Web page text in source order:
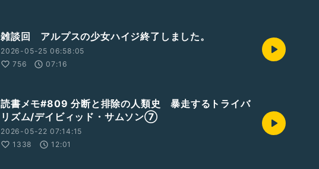
雑談回 アルプスの少女ハイジ終了しました。
2026-05-25 06:58:05
756
07:16
読書メモ#809 分断と排除の人類史 暴走するトライバ
リズム/デイビィッド・サムソン⑦
2026-05-22 07:14:15
1338
12:01